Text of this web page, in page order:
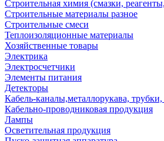
Строительная химия (смазки,
Строительные материалы разное
Строительные смеси
Теплоизоляционные материалы
Хозяйственные товары
Электрика
Электросчетчики
Элементы питания
Детекторы
Кабель-каналы,металлорукава,
Кабельно-проводниковая продукция
Лампы
Осветительная продукция